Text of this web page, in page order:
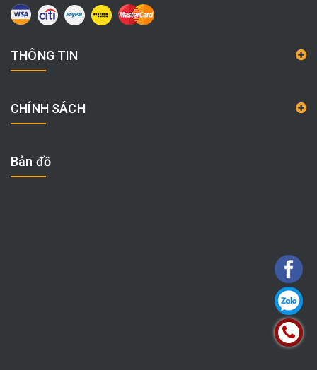
THÔNG TIN
CHÍNH SÁCH
Bản đồ